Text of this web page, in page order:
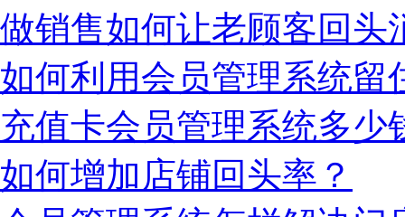
做销售如何让老顾客回头
如何利用会员管理系统留
充值卡会员管理系统多少
如何增加店铺回头率？